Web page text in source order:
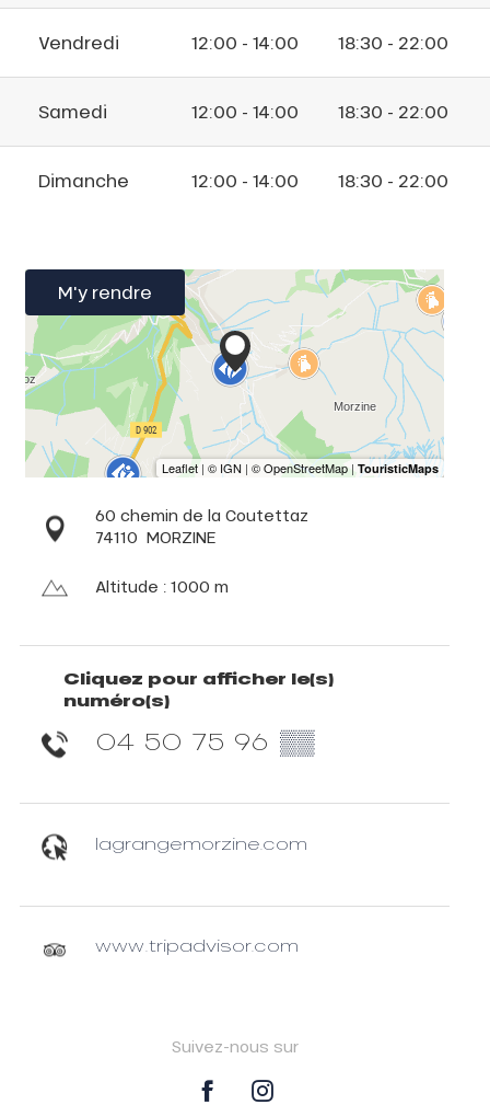
Vendredi 12:00 - 14:00 18:30 - 22:00
Samedi 12:00 - 14:00 18:30 - 22:00
Dimanche 12:00 - 14:00 18:30 - 22:00
M'y rendre
60 chemin de la Coutettaz
74110 MORZINE
Altitude : 1000 m
Cliquez pour afficher le(s)
numéro(s)
04 50 75 96 ▒▒
lagrangemorzine.com
www.tripadvisor.com
Suivez-nous sur